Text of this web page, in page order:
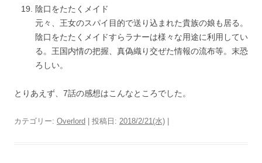
陰口をたたくメイド
元々、王女のスパイ目的で送り込まれた貴族の娘も居る。
陰口をたたくメイドすらラナーは様々な用途に利用してい
る。王国内情の把握、真偽織り交ぜた情報の流布等。末恐
ろしい。
とりあえず、7話の感想はこんなところでした。
カテゴリー: Overlord | 投稿日: 2018/2/21(水)